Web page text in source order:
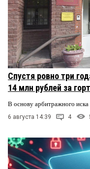
Спустя ровно три
14 млн рублей за
В основу арбитражного
6 августа 14:39 4